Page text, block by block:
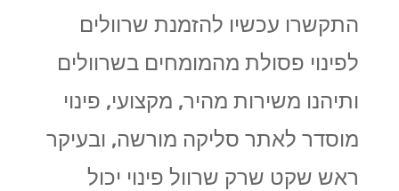
התקשרו עכשיו להזמנת שרוולים
לפינוי פסולת מהמומחים בשרוולים
ותיהנו משירות מהיר, מקצועי, פינוי
מוסדר לאתר סליקה מורשה, ובעיקר
ראש שקט שרק שרוול פינוי יכול